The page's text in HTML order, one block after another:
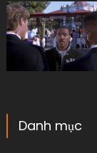
Danh mục